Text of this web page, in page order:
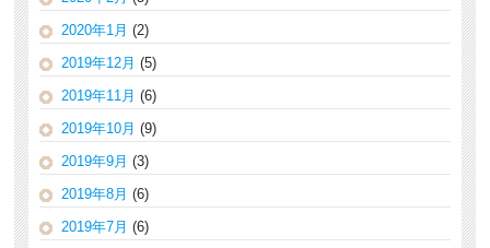
2020年1月 (2)
2019年12月 (5)
2019年11月 (6)
2019年10月 (9)
2019年9月 (3)
2019年8月 (6)
2019年7月 (6)